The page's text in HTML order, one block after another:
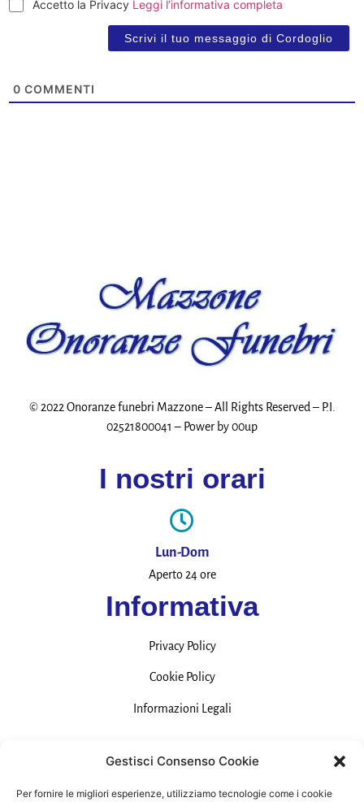
Gestisci Consenso Cookie
Per fornire le migliori esperienze, utilizziamo tecnologie come i cookie
Accetto la Privacy Leggi l’informativa completa
0 COMMENTI
© 2022 Onoranze funebri Mazzone – All Rights Reserved – P.I.
02521800041 – Power by00up
I nostri orari
Lun-Dom
Aperto 24 ore
Informativa
Privacy Policy
Cookie Policy
Informazioni Legali
Contatti